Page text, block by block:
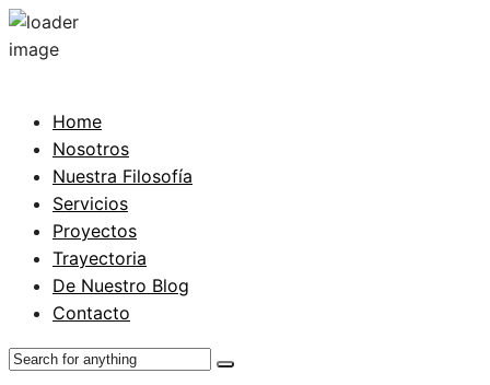
Home
Nosotros
Nuestra Filosofía
Servicios
Proyectos
Trayectoria
De Nuestro Blog
Contacto